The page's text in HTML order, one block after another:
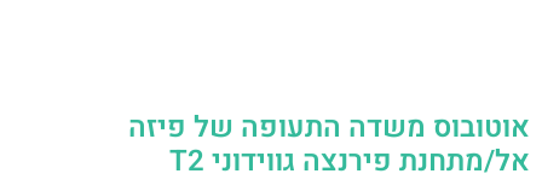
אוטובוס משדה התעופה של פיזה
אל/מתחנת פירנצה גווידוני T2